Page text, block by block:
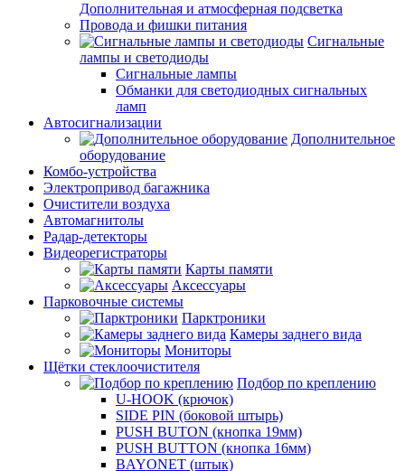
Дополнительная и атмосферная подсветка
Провода и фишки питания
Cигнальные
лампы и светодиоды
Сигнальные лампы
Обманки для светодиодных сигнальных
ламп
Автосигнализации
Дополнительное
оборудование
Комбо-устройства
Электропривод багажника
Очистители воздуха
Автомагнитолы
Радар-детекторы
Видеорегистраторы
Карты памяти
Аксессуары
Парковочные системы
Парктроники
Камеры заднего вида
Мониторы
Щётки стеклоочистителя
Подбор по креплению
U-HOOK (крючок)
SIDE PIN (боковой штырь)
PUSH BUTON (кнопка 19мм)
PUSH BUTTON (кнопка 16мм)
BAYONET (штык)